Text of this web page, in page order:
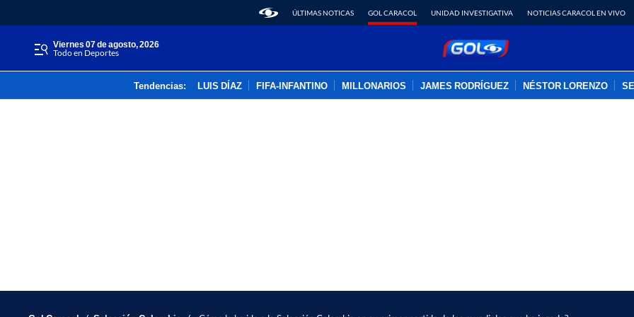
ÚLTIMAS NOTICAS GOL CARACOL UNIDAD INVESTIGATIVA NOTICIAS CARACOL EN VIVO
viernes 07 de agosto, 2026
Todo en Deportes
Tendencias: LUIS DÍAZ FIFA-INFANTINO MILLONARIOS JAMES RODRÍGUEZ NÉSTOR LORENZO